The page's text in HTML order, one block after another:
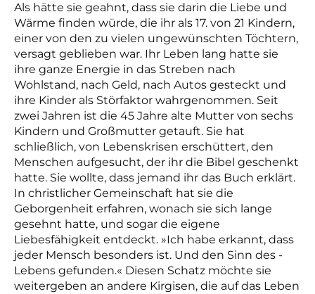
Als hätte sie geahnt, dass sie darin die Liebe und
Wärme finden würde, die ihr als 17. von 21 Kindern,
einer von den zu vielen ungewünschten Töchtern,
versagt geblieben war. Ihr Leben lang hatte sie
ihre ganze Energie in das Streben nach
Wohlstand, nach Geld, nach Autos gesteckt und
ihre Kinder als Störfaktor ­wahr­genommen. Seit
zwei Jahren ist die 45 Jahre alte Mutter von sechs
Kindern und Großmutter getauft. Sie hat
schließlich, von Lebenskrisen erschüttert, den
Menschen aufgesucht, der ihr die Bibel geschenkt
hatte. Sie wollte, dass jemand ihr das Buch erklärt.
In christlicher Gemeinschaft hat sie die
Geborgenheit erfahren, wonach sie sich lange
gesehnt hatte, und sogar die eigene
Liebesfähigkeit entdeckt. »Ich habe erkannt, dass
jeder Mensch besonders ist. Und den Sinn des ­
Lebens gefunden.« Diesen Schatz möchte sie
weitergeben an andere Kirgisen, die auf das Leben